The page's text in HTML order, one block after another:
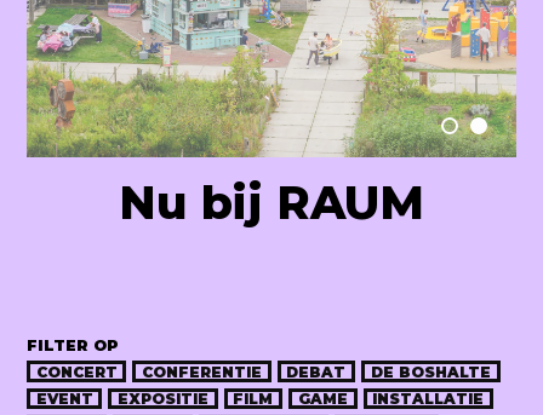
Raum Lab
Nu bij RAUM
FILTER OP
CONCERT
CONFERENTIE DEBAT
DE BOSHALTE
EVENT
EXPOSITIE FILM GAME
INSTALLATIE